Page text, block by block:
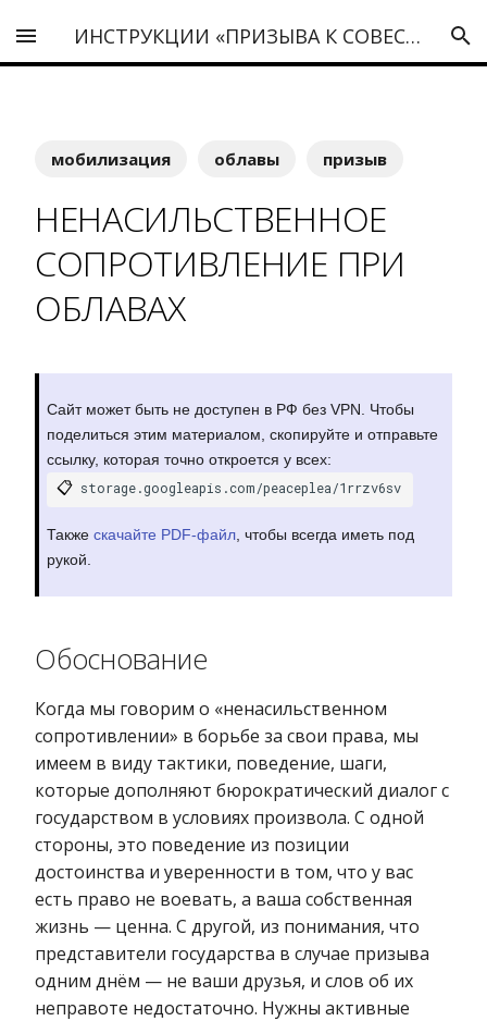
ИНСТРУКЦИИ «ПРИЗЫВА К СОВЕСТИ»
мобилизация облавы призыв
НЕНАСИЛЬСТВЕННОЕ
СОПРОТИВЛЕНИЕ ПРИ
ОБЛАВАХ
Сайт может быть не доступен в РФ без VPN. Чтобы
поделиться этим материалом, скопируйте и отправьте
ссылку, которая точно откроется у всех:
📋 storage.googleapis.com/peaceplea/1rrzv6sv
Такжескачайте PDF-файл , чтобы всегда иметь под
рукой.
Обоснование
Когда мы говорим о «ненасильственном
сопротивлении» в борьбе за свои права, мы
имеем в виду тактики, поведение, шаги,
которые дополняют бюрократический диалог с
государством в условиях произвола. С одной
стороны, это поведение из позиции
достоинства и уверенности в том, что у вас
есть право не воевать, а ваша собственная
жизнь — ценна. С другой, из понимания, что
представители государства в случае призыва
одним днём — не ваши друзья, и слов об их
неправоте недостаточно. Нужны активные